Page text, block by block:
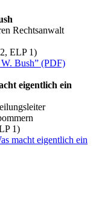
Rechtsanwalt
ELP 1)
Bush” (PDF)
eigentlich ein
1)
macht eigentlich ein